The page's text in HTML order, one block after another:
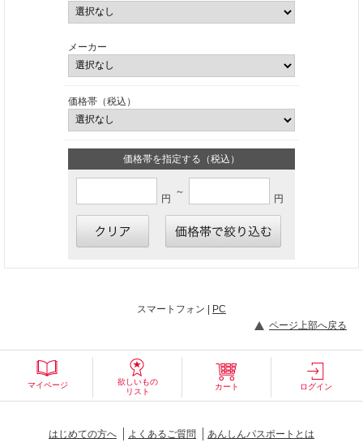
メーカー
価格帯（税込）
価格帯を指定する（税込）
円
～
円
スマートフォン | PC
ページ上部へ戻る
マイページ
欲しいもの
リスト
カート ログイン
はじめての方へ よくあるご質問 あんしんパスポートとは